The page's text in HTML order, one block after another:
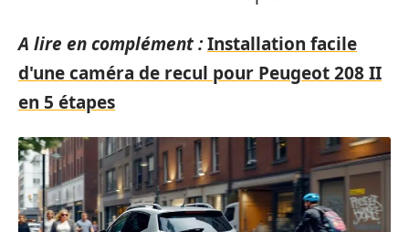
A lire en complément :Installation facile
d'une caméra de recul pour Peugeot 208 II
en 5 étapes